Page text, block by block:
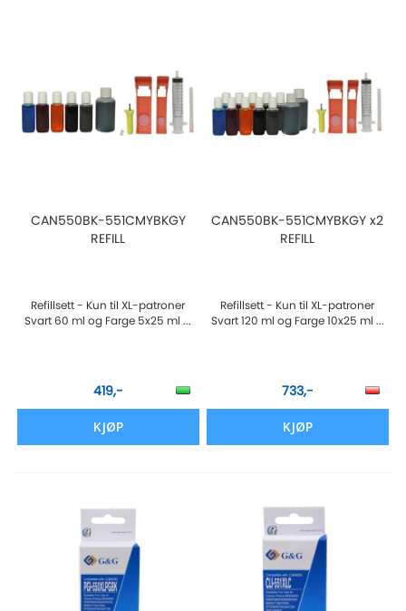
CAN550BK-551CMYBKGY
REFILL
Refillsett - Kun til XL-patroner
Svart 60 ml og Farge 5x25 ml ...
419,-
KJØP
CAN550BK-551CMYBKGY x2
REFILL
Refillsett - Kun til XL-patroner
Svart 120 ml og Farge 10x25 ml ...
733,-
KJØP